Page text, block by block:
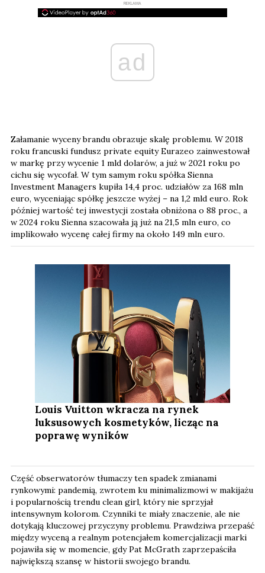
REKLAMA
ad
Załamanie wyceny brandu obrazuje skalę problemu. W 2018
roku francuski fundusz private equity Eurazeo zainwestował
w markę przy wycenie 1 mld dolarów, a już w 2021 roku po
cichu się wycofał. W tym samym roku spółka Sienna
Investment Managers kupiła 14,4 proc. udziałów za 168 mln
euro, wyceniając spółkę jeszcze wyżej – na 1,2 mld euro. Rok
później wartość tej inwestycji została obniżona o 88 proc., a
w 2024 roku Sienna szacowała ją już na 21,5 mln euro, co
implikowało wycenę całej firmy na około 149 mln euro.
Louis Vuitton wkracza na rynek
luksusowych kosmetyków, licząc na
poprawę wyników
Część obserwatorów tłumaczy ten spadek zmianami
rynkowymi: pandemią, zwrotem ku minimalizmowi w makijażu
i popularnością trendu clean girl, który nie sprzyjał
intensywnym kolorom. Czynniki te miały znaczenie, ale nie
dotykają kluczowej przyczyny problemu. Prawdziwa przepaść
między wyceną a realnym potencjałem komercjalizacji marki
pojawiła się w momencie, gdy Pat McGrath zaprzepaściła
największą szansę w historii swojego brandu.